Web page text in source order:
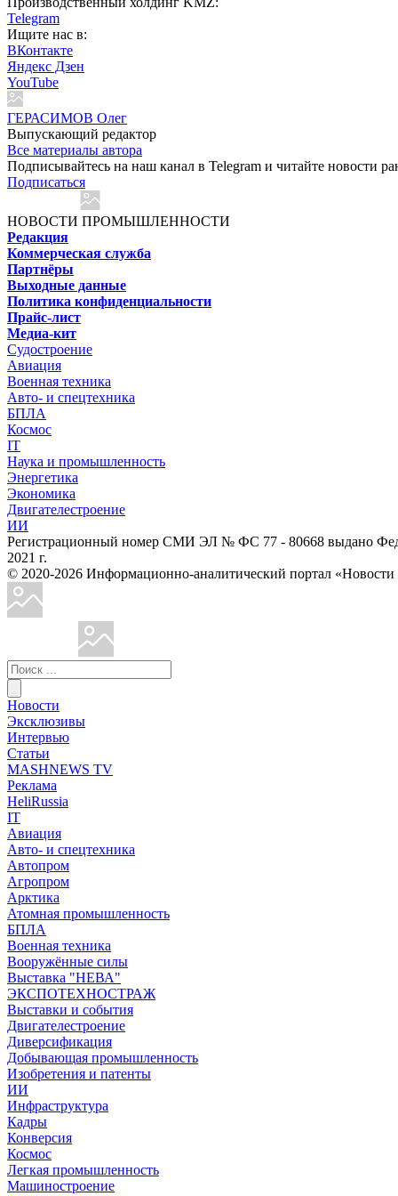
Telegram
Ищите нас в:
ВКонтакте
Яндекс Дзен
YouTube
ГЕРАСИМОВ Олег
Выпускающий редактор
Все материалы автора
Подписывайтесь на наш канал в Telegram и читайте новости
Подписаться
НОВОСТИ ПРОМЫШЛЕННОСТИ
Редакция
Коммерческая служба
Партнёры
Выходные данные
Политика конфиденциальности
Прайс-лист
Медиа-кит
Судостроение
Авиация
Военная техника
Авто- и спецтехника
БПЛА
Космос
IT
Наука и промышленность
Энергетика
Экономика
Двигателестроение
ИИ
Регистрационный номер СМИ ЭЛ № ФС 77 - 80668 выдано
2021 г.
© 2020-2026 Информационно-аналитический портал
Новости
Эксклюзивы
Интервью
Статьи
MASHNEWS TV
Реклама
HeliRussia
IT
Авиация
Авто- и спецтехника
Автопром
Агропром
Арктика
Атомная промышленность
БПЛА
Военная техника
Вооружённые силы
Выставка "НЕВА"
ЭКСПОТЕХНОСТРАЖ
Выставки и события
Двигателестроение
Диверсификация
Добывающая промышленность
Изобретения и патенты
ИИ
Инфраструктура
Кадры
Конверсия
Космос
Легкая промышленность
Машиностроение